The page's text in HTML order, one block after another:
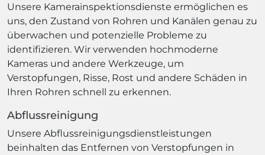
Unsere Kamerainspektionsdienste ermöglichen es
uns, den Zustand von Rohren und Kanälen genau zu
überwachen und potenzielle Probleme zu
identifizieren. Wir verwenden hochmoderne
Kameras und andere Werkzeuge, um
Verstopfungen, Risse, Rost und andere Schäden in
Ihren Rohren schnell zu erkennen.
Abflussreinigung
Unsere Abflussreinigungsdienstleistungen
beinhalten das Entfernen von Verstopfungen in